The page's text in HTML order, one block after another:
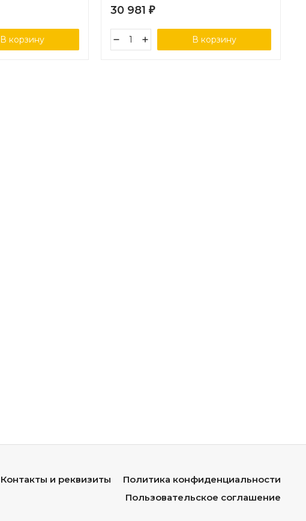
В корзину
30 981 ₽
В корзину
Контакты и реквизиты
Политика конфиденциальности
Пользовательское соглашение